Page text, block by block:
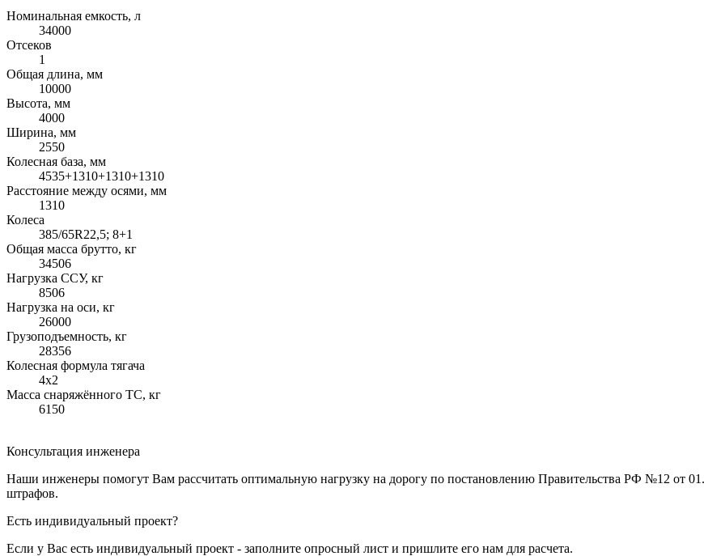
Номинальная емкость, л
34000
Отсеков
1
Общая длина, мм
10000
Высота, мм
4000
Ширина, мм
2550
Колесная база, мм
4535+1310+1310+1310
Расстояние между осями, мм
1310
Колеса
385/65R22,5; 8+1
Общая масса брутто, кг
34506
Нагрузка ССУ, кг
8506
Нагрузка на оси, кг
26000
Грузоподъемность, кг
28356
Колесная формула тягача
4x2
Масса снаряжённого ТС, кг
6150
Консультация инженера
Наши инженеры помогут Вам рассчитать оптимальную нагрузку на дорогу по постановлению Правительства РФ №12 от
штрафов.
Есть индивидуальный проект?
Если у Вас есть индивидуальный проект - заполните опросный лист и пришлите его нам для расчета.